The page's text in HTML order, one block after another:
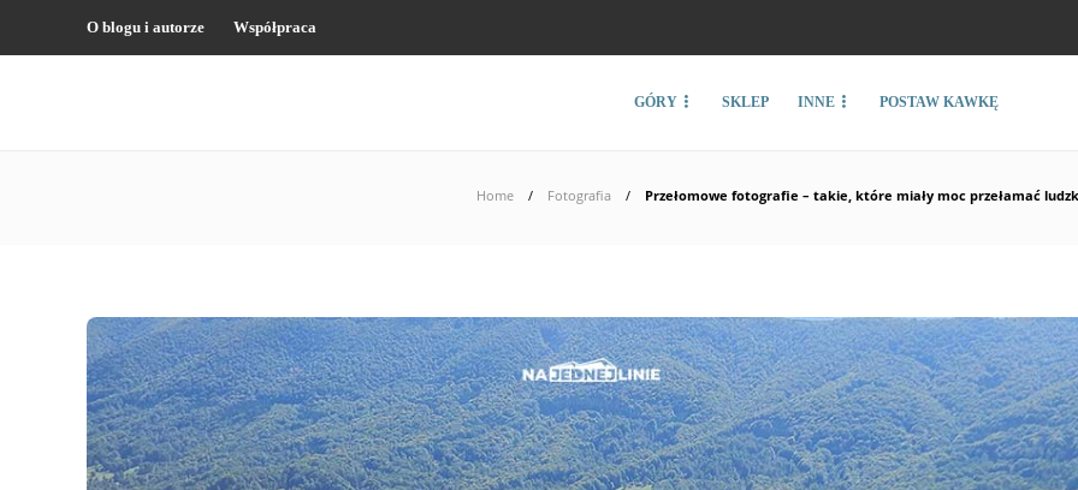
O blogu i autorze Współpraca
GÓRY SKLEP INNE POSTAW KAWKĘ
Home Fotografia Przełomowe fotografie – takie, które miały moc przełamać